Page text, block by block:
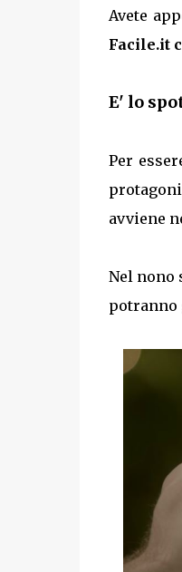
Avete
Facile.it
E' lo
Per
avviene
Nel nono
potranno